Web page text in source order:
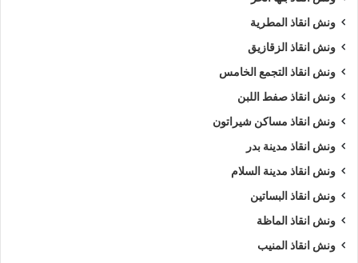
ونش انقاذ المطرية
ونش انقاذ الزقازيق
ونش انقاذ التجمع الخامس
ونش انقاذ صفط اللبن
ونش انقاذ مساكن شيراتون
ونش انقاذ مدينة بدر
ونش انقاذ مدينة السلام
ونش انقاذ البساتين
ونش انقاذ الماظة
ونش انقاذ المنيب